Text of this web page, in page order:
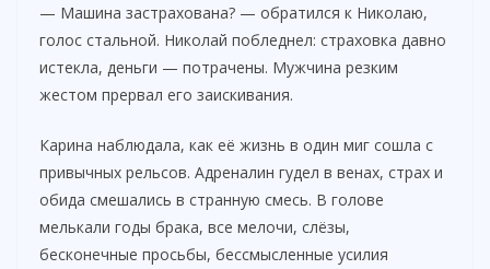
— Машина застрахована? — обратился к Николаю,
голос стальной. Николай побледнел: страховка давно
истекла, деньги — потрачены. Мужчина резким
жестом прервал его заискивания.
Карина наблюдала, как её жизнь в один миг сошла с
привычных рельсов. Адреналин гудел в венах, страх и
обида смешались в странную смесь. В голове
мелькали годы брака, все мелочи, слёзы,
бесконечные просьбы, бессмысленные усилия